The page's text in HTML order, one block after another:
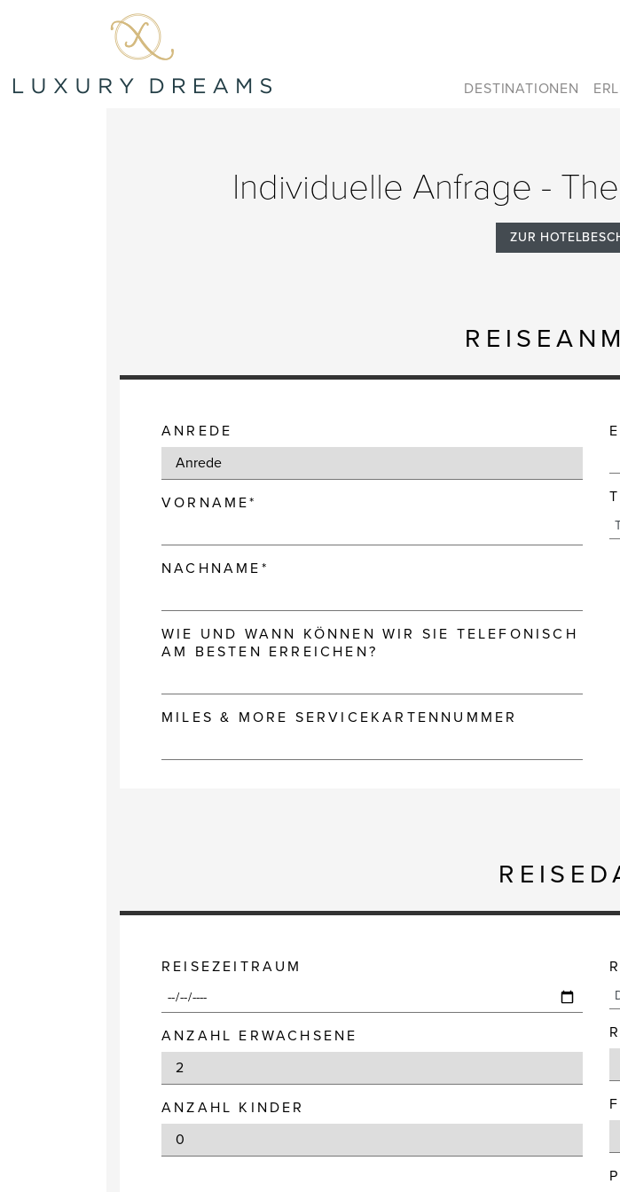
DESTINATIONEN
Individuelle Anfrage -
ZUR
ANREDE
VORNAME*
NACHNAME*
WIE UND WANN KÖNNEN WIR SIE TELEFONISCH
AM BESTEN ERREICHEN?
MILES & MORE SERVICEKARTENNUMMER
REISEZEITRAUM
ANZAHL ERWACHSENE
ANZAHL KINDER